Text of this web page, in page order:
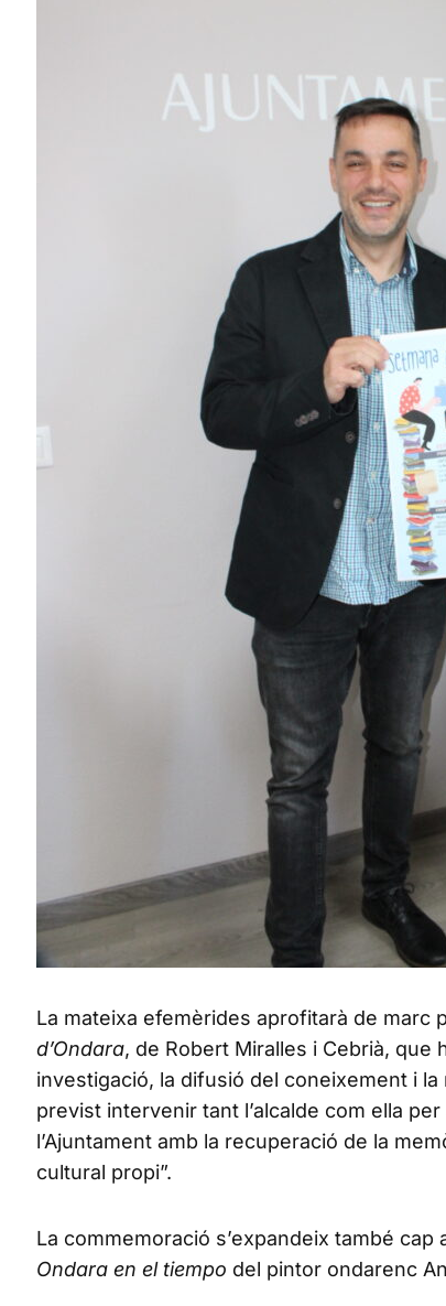
La mateixa efemèrides aprofitarà de marc
d’Ondara, de Robert Miralles i Cebrià, que
investigació, la difusió del coneixement i
previst intervenir tant l’alcalde com ella
l’Ajuntament amb la recuperació de la
cultural propi”.
La commemoració s’expandeix també
Ondara en el tiempo del pintor ondarenc